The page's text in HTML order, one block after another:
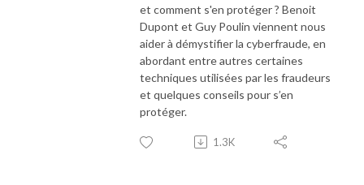
et comment s'en protéger ? Benoit
Dupont et Guy Poulin viennent nous
aider à démystifier la cyberfraude, en
abordant entre autres certaines
techniques utilisées par les fraudeurs
et quelques conseils pour s’en
protéger.
1.3K